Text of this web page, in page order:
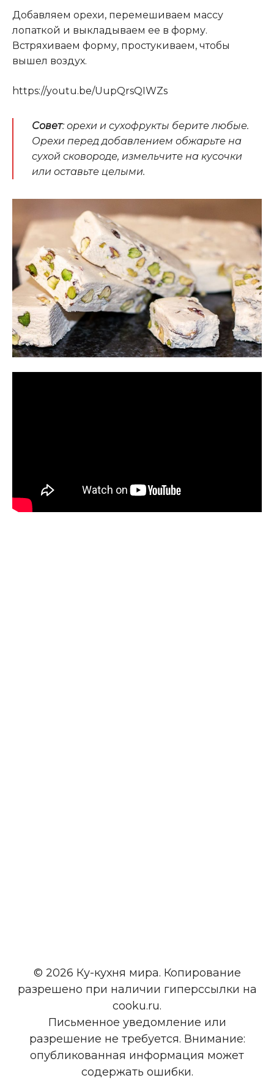
Добавляем орехи, перемешиваем массу
лопаткой и выкладываем ее в форму.
Встряхиваем форму, простукиваем, чтобы
вышел воздух.
https://youtu.be/UupQrsQIWZs
Совет: орехи и сухофрукты берите любые.
Орехи перед добавлением обжарьте на
сухой сковороде, измельчите на кусочки
или оставьте целыми.
© 2026 Ку-кухня мира. Копирование
разрешено при наличии гиперссылки на
cooku.ru.
Письменное уведомление или
разрешение не требуется. Внимание:
опубликованная информация может
содержать ошибки.